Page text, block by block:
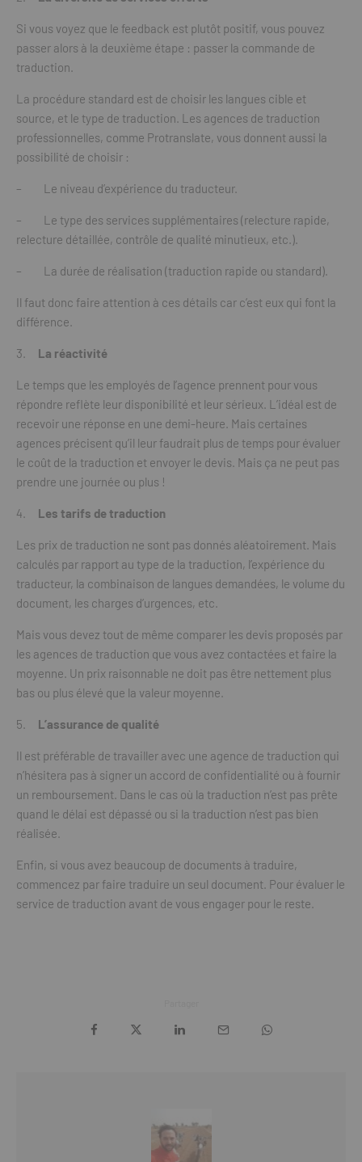
Si vous voyez que le feedback est plutôt positif, vous pouvez
passer alors à la deuxième étape : passer la commande de
traduction.
La procédure standard est de choisir les langues cible et
source, et le type de traduction. Les agences de traduction
professionnelles, comme Protranslate, vous donnent aussi la
possibilité de choisir :
– Le niveau d’expérience du traducteur.
–
Le type des services supplémentaires (relecture rapide,
relecture détaillée, contrôle de qualité minutieux, etc.).
– La durée de réalisation (traduction rapide ou standard).
Il faut donc faire attention à ces détails car c’est eux qui font la
différence.
La réactivité
Le temps que les employés de l’agence prennent pour vous
répondre reflète leur disponibilité et leur sérieux. L’idéal est de
recevoir une réponse en une demi-heure. Mais certaines
agences précisent qu’il leur faudrait plus de temps pour évaluer
le coût de la traduction et envoyer le devis. Mais ça ne peut pas
prendre une journée ou plus !
Les tarifs de traduction
Les prix de traduction ne sont pas donnés aléatoirement. Mais
calculés par rapport au type de la traduction, l’expérience du
traducteur, la combinaison de langues demandées, le volume du
document, les charges d’urgences, etc.
Mais vous devez tout de même comparer les devis proposés par
les agences de traduction que vous avez contactées et faire la
moyenne. Un prix raisonnable ne doit pas être nettement plus
bas ou plus élevé que la valeur moyenne.
L’assurance de qualité
Il est préférable de travailler avec une agence de traduction qui
n’hésitera pas à signer un accord de confidentialité ou à fournir
un remboursement. Dans le cas où la traduction n’est pas prête
quand le délai est dépassé ou si la traduction n’est pas bien
réalisée.
Enfin, si vous avez beaucoup de documents à traduire,
commencez par faire traduire un seul document. Pour évaluer le
service de traduction avant de vous engager pour le reste.